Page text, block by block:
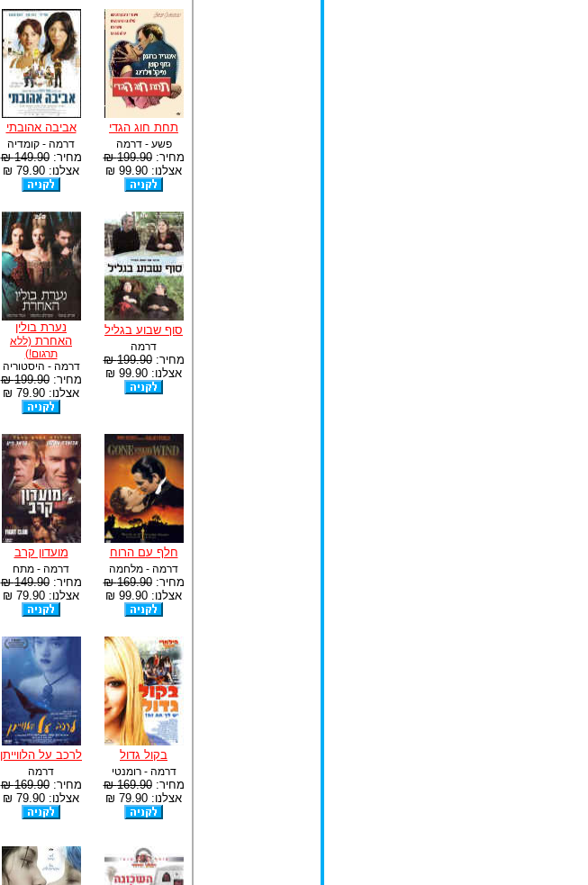
תחת חוג הגדי
פשע - דרמה
מחיר:199.90 ₪
אצלנו: 99.90 ₪
אביבה אהובתי
דרמה - קומדיה
מחיר:149.90 ₪
אצלנו: 79.90 ₪
סוף שבוע בגליל
דרמה
מחיר:199.90 ₪
אצלנו: 99.90 ₪
נערת בולין
האחרת (ללא
תרגום!)
דרמה - היסטוריה
מחיר:199.90 ₪
אצלנו: 79.90 ₪
חלף עם הרוח
דרמה - מלחמה
מחיר:169.90 ₪
אצלנו: 99.90 ₪
מועדון קרב
דרמה - מתח
מחיר:149.90 ₪
אצלנו: 79.90 ₪
בקול גדול
דרמה - רומנטי
מחיר:169.90 ₪
אצלנו: 79.90 ₪
לרכב על הלווייתן
דרמה
מחיר:169.90 ₪
אצלנו: 79.90 ₪